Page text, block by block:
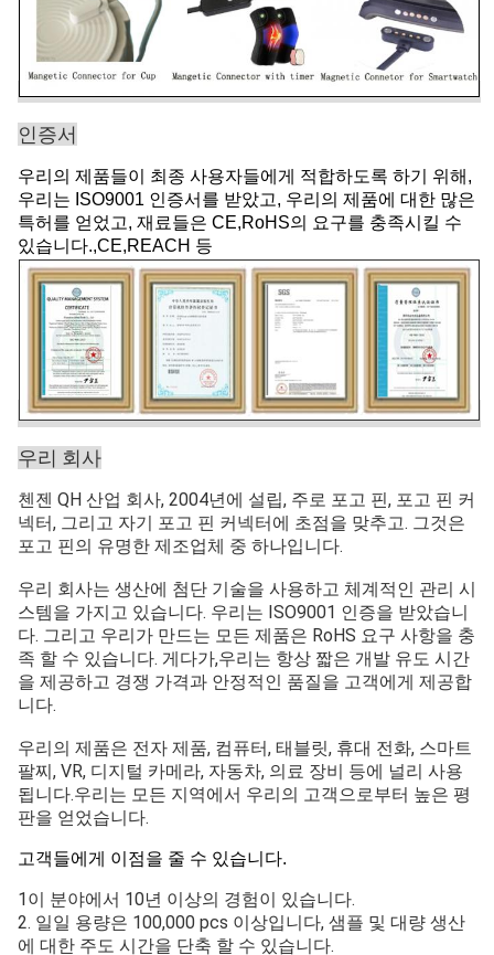
인증서
우리의 제품들이 최종 사용자들에게 적합하도록 하기 위해,
우리는 ISO9001 인증서를 받았고, 우리의 제품에 대한 많은
특허를 얻었고, 재료들은 CE,RoHS의 요구를 충족시킬 수
있습니다.,CE,REACH 등
우리 회사
첸젠 QH 산업 회사, 2004년에 설립, 주로 포고 핀, 포고 핀 커
넥터, 그리고 자기 포고 핀 커넥터에 초점을 맞추고. 그것은
포고 핀의 유명한 제조업체 중 하나입니다.
우리 회사는 생산에 첨단 기술을 사용하고 체계적인 관리 시
스템을 가지고 있습니다. 우리는 ISO9001 인증을 받았습니
다. 그리고 우리가 만드는 모든 제품은 RoHS 요구 사항을 충
족 할 수 있습니다. 게다가,우리는 항상 짧은 개발 유도 시간
을 제공하고 경쟁 가격과 안정적인 품질을 고객에게 제공합
니다.
우리의 제품은 전자 제품, 컴퓨터, 태블릿, 휴대 전화, 스마트
팔찌, VR, 디지털 카메라, 자동차, 의료 장비 등에 널리 사용
됩니다.우리는 모든 지역에서 우리의 고객으로부터 높은 평
판을 얻었습니다.
고객들에게 이점을 줄 수 있습니다.
1이 분야에서 10년 이상의 경험이 있습니다.
2. 일일 용량은 100,000 pcs 이상입니다, 샘플 및 대량 생산
에 대한 주도 시간을 단축 할 수 있습니다.